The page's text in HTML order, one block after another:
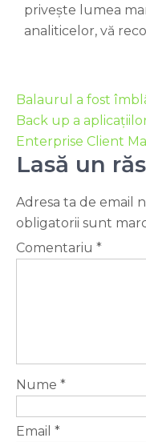
privește lumea
analiticelor, vă
Balaurul a fost
Back up a
Enterprise Client
Lasă un
Adresa ta de email
obligatorii sunt
Comentariu *
Nume *
Email *